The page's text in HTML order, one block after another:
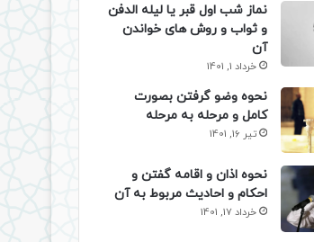
نماز شب اول قبر یا لیله الدفن
و ثواب و روش های خواندن
آن
خرداد 1, 1401
نحوه وضو گرفتن بصورت
کامل و مرحله به مرحله
تیر 16, 1401
نحوه اذان و اقامه گفتن و
احکام و احادیث مربوط به آن
خرداد 17, 1401